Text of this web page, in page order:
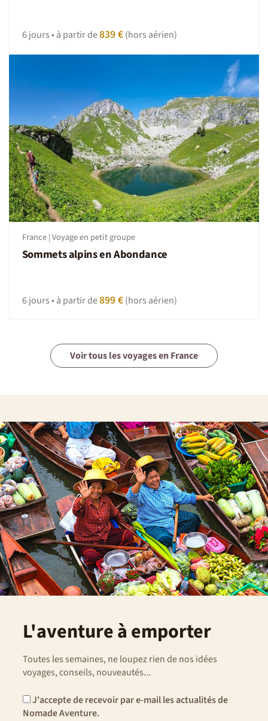
6 jours • à partir de839 €(hors aérien)
France | Voyage en petit groupe
Sommets alpins en Abondance
6 jours • à partir de899 €(hors aérien)
Voir tous les voyages en France
L'aventure à emporter
Toutes les semaines, ne loupez rien de nos idées
voyages, conseils, nouveautés...
J'accepte de recevoir par e-mail les actualités de
Nomade Aventure.